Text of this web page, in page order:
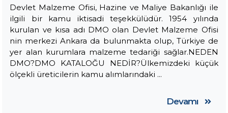
Devlet Malzeme Ofisi, Hazine ve Maliye Bakanlığı ile
ilgili bir kamu iktisadi teşekkülüdür. 1954 yılında
kurulan ve kısa adı DMO olan Devlet Malzeme Ofisi
nin merkezi Ankara da bulunmakta olup, Türkiye de
yer alan kurumlara malzeme tedariği sağlar.NEDEN
DMO?DMO KATALOĞU NEDİR?Ülkemizdeki küçük
ölçekli üreticilerin kamu alımlarındaki ...
Devamı